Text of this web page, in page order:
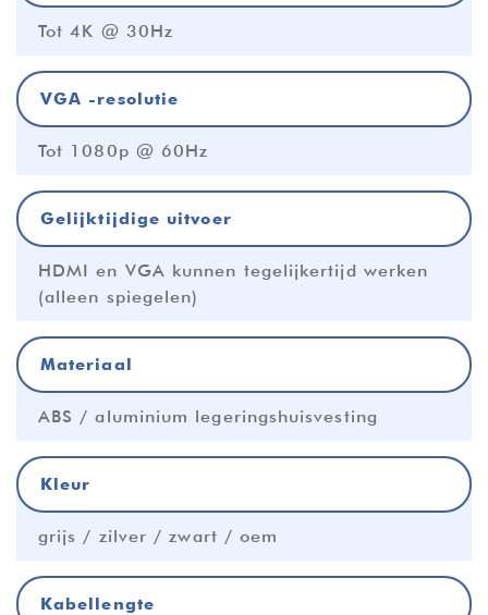
Tot 4K @ 30Hz
VGA -resolutie
Tot 1080p @ 60Hz
Gelijktijdige uitvoer
HDMI en VGA kunnen tegelijkertijd werken
(alleen spiegelen)
Materiaal
ABS / aluminium legeringshuisvesting
Kleur
grijs / zilver / zwart / oem
Kabellengte